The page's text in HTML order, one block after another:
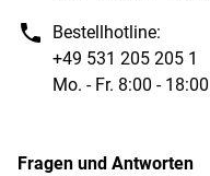
Bestellhotline:
+49 531 205 205 1
Mo. - Fr. 8:00 -
Fragen und Antworten